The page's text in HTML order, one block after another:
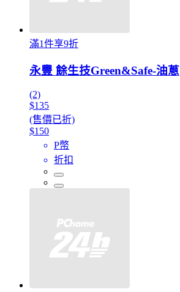
滿1件享9折
永豐 餘生技Green&Safe-油蔥
(2)
$135
(售價已折)
$150
P幣
折扣